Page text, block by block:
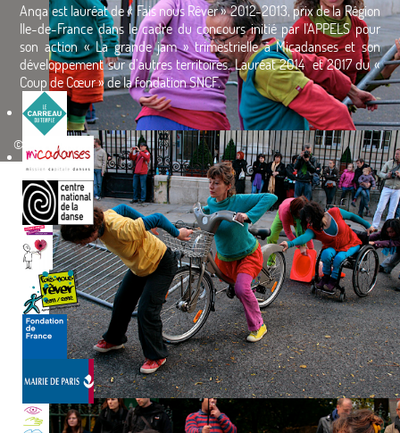
Anqa est lauréat de « Fais nous Rêver » 2012-2013, prix de la Région
Ile-de-France dans le cadre du concours initié par l'APPELS pour
son action « La grande jam » trimestrielle à Micadanses et son
développement sur d’autres territoires. Lauréat 2014 et 2017 du «
Coup de Cœur » de la fondation SNCF.
© 2026 Anqa